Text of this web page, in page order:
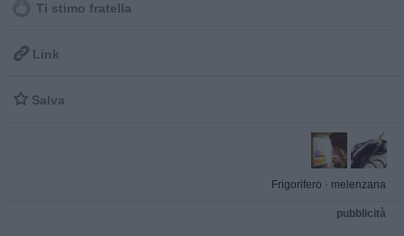
Ti stimo fratella
 Link
 Salva
Frigorifero · melenzana
pubblicità